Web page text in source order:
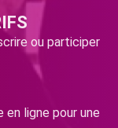
ou participer
ligne pour une